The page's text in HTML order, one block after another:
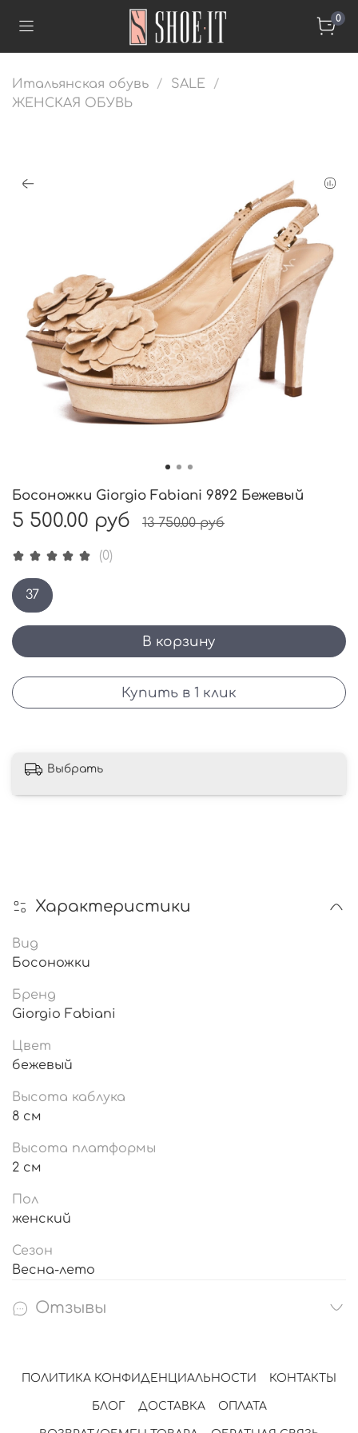
0
Итальянская обувь
SALE
ЖЕНСКАЯ ОБУВЬ
(0)
Босоножки Giorgio Fabiani 9892 Бежевый
5 500.00 руб 13 750.00 руб
В корзину
Купить в 1 клик
37
Выбрать
Характеристики
Вид
Босоножки
Бренд
Giorgio Fabiani
Цвет
бежевый
Высота каблука
8 см
Высота платформы
2 см
Пол
женский
Сезон
Весна-лето
Отзывы
ПОЛИТИКА КОНФИДЕНЦИАЛЬНОСТИ КОНТАКТЫ
БЛОГ ДОСТАВКА ОПЛАТА